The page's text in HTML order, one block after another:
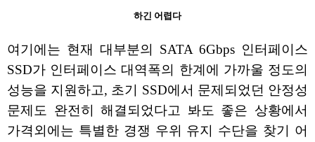
하긴 어렵다
여기에는 현재 대부분의 SATA 6Gbps 인터페이스
SSD가 인터페이스 대역폭의 한계에 가까울 정도의
성능을 지원하고, 초기 SSD에서 문제되었던 안정성
문제도 완전히 해결되었다고 봐도 좋은 상황에서
가격외에는 특별한 경쟁 우위 유지 수단을 찾기 어